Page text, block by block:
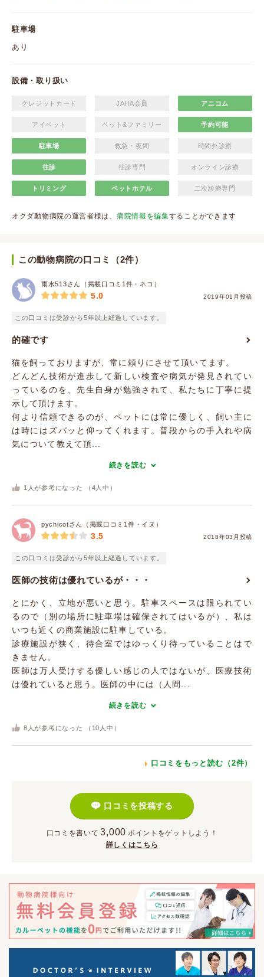
駐車場
あり
設備・取り扱い
クレジットカード JAHA会員 アニコム
アイペット ペット&ファミリー 予約可能
駐車場 救急・夜間 時間外診療
往診 往診専門 オンライン診療
トリミング ペットホテル 二次診療専門
オクダ動物病院の運営者様は、 病院情報を編集することができます
この動物病院の口コミ（2件）
雨水513さん（掲載口コミ1件・ネコ）
2019年01月投稿
5.0
この口コミは受診から5年以上経過しています。
的確です
猫を飼っておりますが、常に頼りにさせて頂いてます。
どんどん技術が進歩して新しい検査や病気が発見されてい
っているのを、先生自身が勉強されて、私たちに丁寧に提
示して頂けます。
何より信頼できるのが、ペットには常に優しく、飼い主に
は時にはズバッと仰ってくれます。普段からの手入れや病
気について教えて頂...
続きを読む
1 人が参考になった （ 4 人中）
pychicotさん（掲載口コミ1件・イヌ）
2018年03月投稿
3.5
この口コミは受診から5年以上経過しています。
医師の技術は優れているが・・・
とにかく、立地が悪いと思う。駐車スペースは限られてい
るので（別の場所に駐車場は確保されてはいるが）、私は
いつも近くの商業施設に駐車している。
診療施設が狭く、待合室ではゆっくり待っていることはで
きません。
医師は万人受けする優しい感じの人ではないが、医療技術
は優れていると思う。医師の中には（人間...
続きを読む
8 人が参考になった （ 10 人中）
口コミをもっと読む（2件）
口コミを投稿する
口コミを書いて 3,000 ポイント をゲットしよう！
詳しくはこちら